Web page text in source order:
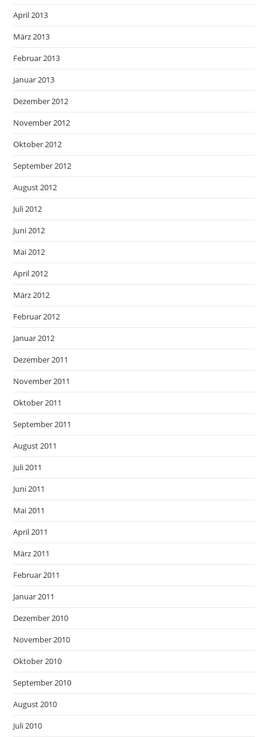
April 2013
März 2013
Februar 2013
Januar 2013
Dezember 2012
November 2012
Oktober 2012
September 2012
August 2012
Juli 2012
Juni 2012
Mai 2012
April 2012
März 2012
Februar 2012
Januar 2012
Dezember 2011
November 2011
Oktober 2011
September 2011
August 2011
Juli 2011
Juni 2011
Mai 2011
April 2011
März 2011
Februar 2011
Januar 2011
Dezember 2010
November 2010
Oktober 2010
September 2010
August 2010
Juli 2010